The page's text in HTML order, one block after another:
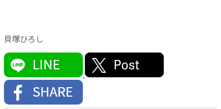
貝塚ひろし